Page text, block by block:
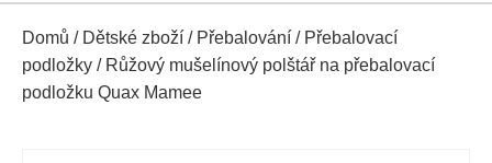
Domů / Dětské zboží / Přebalování / Přebalovací
podložky / Růžový mušelínový polštář na přebalovací
podložku Quax Mamee